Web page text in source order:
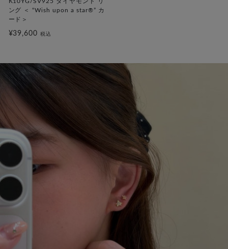
ング ＜ “Wish upon a star®” カ
ード＞
¥39,600税込